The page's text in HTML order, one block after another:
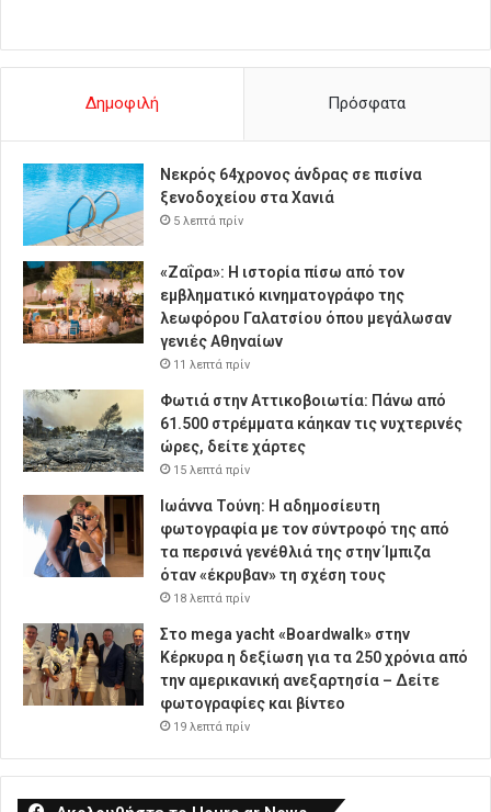
Δημοφιλή Πρόσφατα
Νεκρός 64χρονος άνδρας σε πισίνα
ξενοδοχείου στα Χανιά
5 λεπτά πρίν
«Ζαΐρα»: Η ιστορία πίσω από τον
εμβληματικό κινηματογράφο της
λεωφόρου Γαλατσίου όπου μεγάλωσαν
γενιές Αθηναίων
11 λεπτά πρίν
Φωτιά στην Αττικοβοιωτία: Πάνω από
61.500 στρέμματα κάηκαν τις νυχτερινές
ώρες, δείτε χάρτες
15 λεπτά πρίν
Ιωάννα Τούνη: Η αδημοσίευτη
φωτογραφία με τον σύντροφό της από
τα περσινά γενέθλιά της στην Ίμπιζα
όταν «έκρυβαν» τη σχέση τους
18 λεπτά πρίν
Στο mega yacht «Boardwalk» στην
Κέρκυρα η δεξίωση για τα 250 χρόνια από
την αμερικανική ανεξαρτησία – Δείτε
φωτογραφίες και βίντεο
19 λεπτά πρίν